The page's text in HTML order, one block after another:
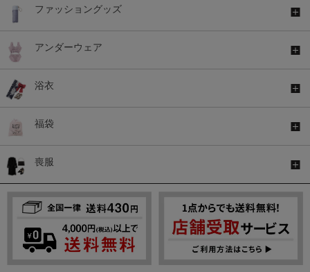
ファッショングッズ
アンダーウェア
浴衣
福袋
喪服